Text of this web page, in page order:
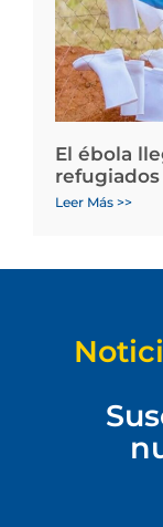
El ébola
refugiados
Leer Más >>